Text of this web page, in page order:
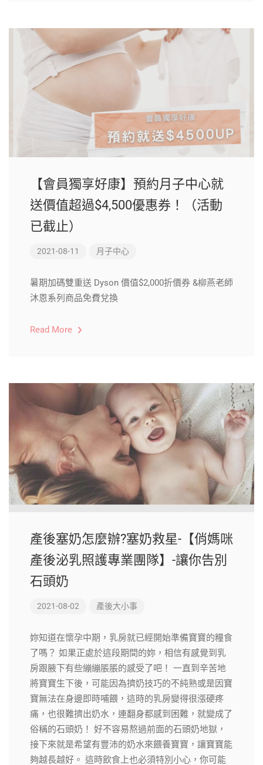
【會員獨享好康】預約月子中心就
送價值超過$4,500優惠券！（活動
已截止）
2021-08-11 月子中心
暑期加碼雙重送 Dyson 價值$2,000折價券 &柳燕老師
沐恩系列商品免費兌換
Read More
產後塞奶怎麼辦?塞奶救星-【俏媽咪
產後泌乳照護專業團隊】-讓你告別
石頭奶
2021-08-02 產後大小事
妳知道在懷孕中期，乳房就已經開始準備寶寶的糧食
了嗎？ 如果正處於這段期間的妳，相信有感覺到乳
房跟腋下有些繃繃脹脹的感受了吧！ 一直到辛苦地
將寶寶生下後，可能因為擠奶技巧的不純熟或是因寶
寶無法在身邊即時哺餵，這時的乳房變得很漲硬疼
痛，也很難擠出奶水，連翻身都感到困難，就變成了
俗稱的石頭奶！ 好不容易熬過前面的石頭奶地獄，
接下來就是希望有豐沛的奶水來餵養寶寶，讓寶寶能
夠越長越好。 這時飲食上也必須特別小心，你可能